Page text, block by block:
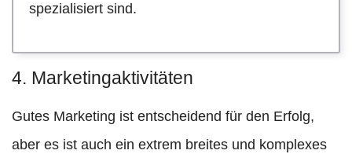
spezialisiert sind.
4. Marketingaktivitäten
Gutes Marketing ist entscheidend für den Erfolg,
aber es ist auch ein extrem breites und komplexes